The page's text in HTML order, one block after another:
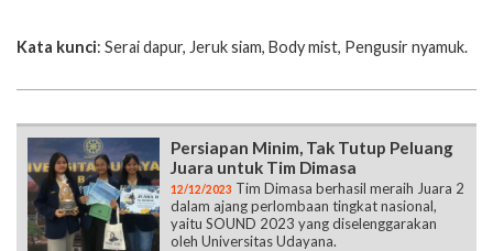
Kata kunci: Serai dapur, Jeruk siam, Body mist, Pengusir nyamuk.
Persiapan Minim, Tak Tutup Peluang
Juara untuk Tim Dimasa
12/12/2023 Tim Dimasa berhasil meraih Juara 2
dalam ajang perlombaan tingkat nasional,
yaitu SOUND 2023 yang diselenggarakan
oleh Universitas Udayana.